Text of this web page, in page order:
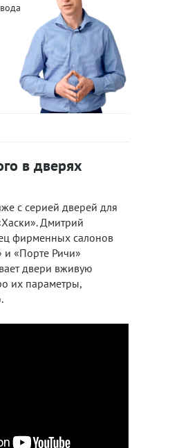
в дверях
с серией дверей для
Дмитрий
фирменных салонов
и «Порте Ричи»
двери вживую
их параметры,